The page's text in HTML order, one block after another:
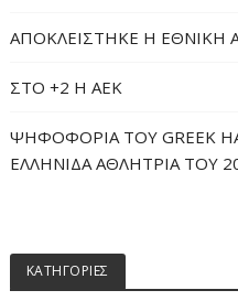
ΑΠΟΚΛΕΙΣΤΗΚΕ Η ΕΘΝΙΚΗ
ΣΤΟ +2 Η ΑΕΚ
ΨΗΦΟΦΟΡΙΑ ΤΟΥ GREEK
ΕΛΛΗΝΙΔΑ ΑΘΛΗΤΡΙΑ ΤΟΥ
ΚΑΤΗΓΟΡΙΕΣ